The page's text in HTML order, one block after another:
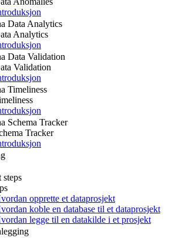
Data Analytics
Analytics
Data Validation
Validation
Timeliness
Schema Tracker
Tracker
steps
opprette et dataprosjekt
koble en database til et dataprosjekt
legge til en datakilde i et prosjekt